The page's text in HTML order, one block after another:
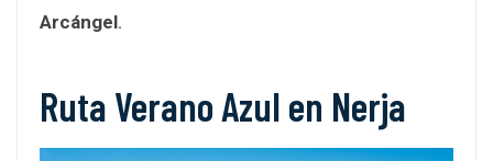
Arcángel.
Ruta Verano Azul en Nerja